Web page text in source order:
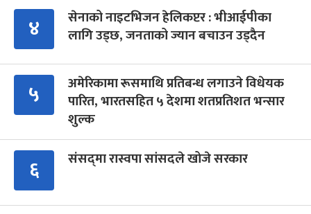
४
सेनाको नाइटभिजन हेलिकप्टर : भीआईपीका
लागि उड्छ, जनताको ज्यान बचाउन उड्दैन
५
अमेरिकामा रूसमाथि प्रतिबन्ध लगाउने विधेयक
पारित, भारतसहित ५ देशमा शतप्रतिशत भन्सार
शुल्क
६ संसद्‍मा रास्वपा सांसदले खोजे सरकार